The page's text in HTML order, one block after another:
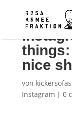
things:
nice
von
Instagram | 0